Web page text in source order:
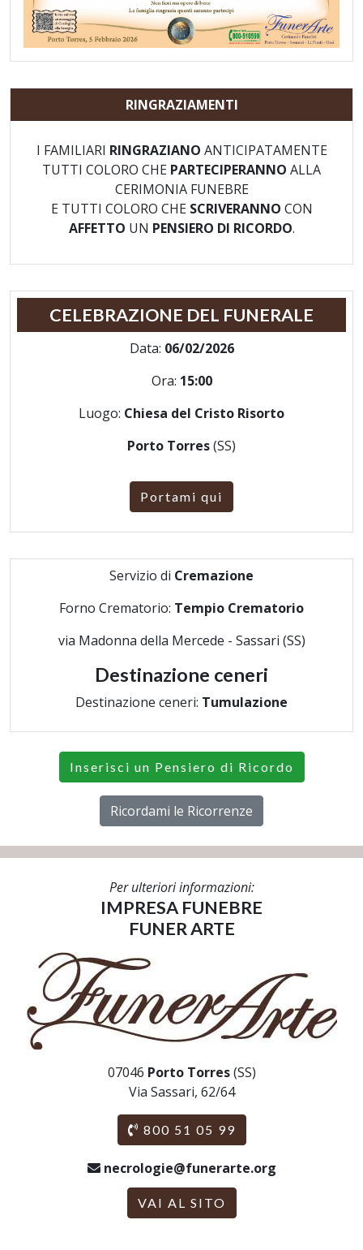
RINGRAZIAMENTI
I FAMILIARI RINGRAZIANO ANTICIPATAMENTE
TUTTI COLORO CHE PARTECIPERANNO ALLA
CERIMONIA FUNEBRE
E TUTTI COLORO CHE SCRIVERANNO CON
AFFETTO UN PENSIERO DI RICORDO.
CELEBRAZIONE DEL FUNERALE
Data: 06/02/2026
Ora: 15:00
Luogo: Chiesa del Cristo Risorto
Porto Torres(SS)
Portami qui
Servizio di Cremazione
Forno Crematorio: Tempio Crematorio
via Madonna della Mercede - Sassari (SS)
Destinazione ceneri
Destinazione ceneri: Tumulazione
Inserisci un Pensiero di Ricordo
Ricordami le Ricorrenze
Per ulteriori informazioni:
IMPRESA FUNEBRE
FUNER ARTE
07046 Porto Torres(SS)
Via Sassari, 62/64
800 51 05 99
necrologie@funerarte.org
VAI AL SITO